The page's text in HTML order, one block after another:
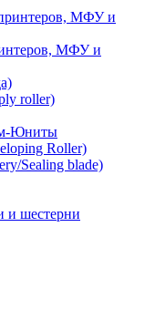
МФУ и
roller)
Юниты
Roller)
Sealing blade)
и шестерни